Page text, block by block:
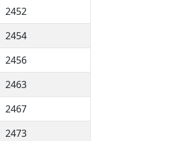
2452
2454
2456
2463
2467
2473